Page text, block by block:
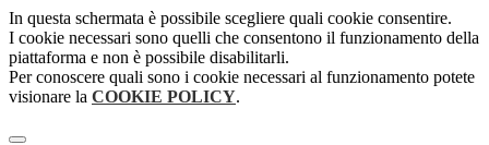
In questa schermata è possibile scegliere quali cookie consentire.
I cookie necessari sono quelli che consentono il funzionamento della
piattaforma e non è possibile disabilitarli.
Per conoscere quali sono i cookie necessari al funzionamento potete
visionare la COOKIE POLICY.